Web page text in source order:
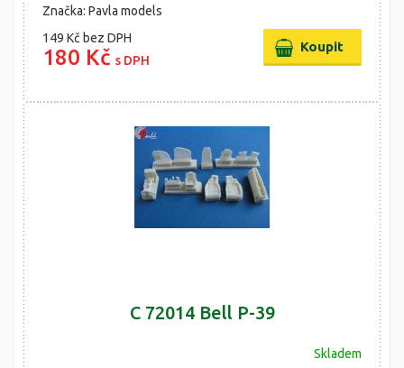
Značka: Pavla models
149 Kč bez DPH
180 Kč s DPH
C 72014 Bell P-39
Skladem